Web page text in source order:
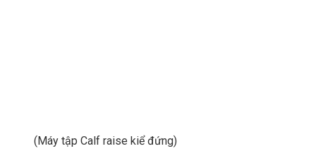
(Máy tập Calf raise kiể đứng)